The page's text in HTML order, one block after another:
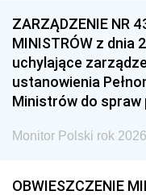
ZARZĄDZENIE NR
MINISTRÓW z dnia
uchylające
ustanowienia
Ministrów do
Monitor Polski rok
OBWIESZCZENIE